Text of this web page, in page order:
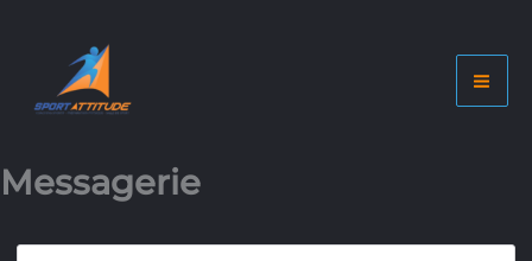
contenu
Messagerie